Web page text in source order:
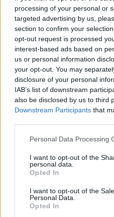
processing of your personal or
targeted advertising by us,
section to confirm your
opt-out request is processed
interest-based ads based on
us or personal information
your opt-out. You may
disclosure of your personal
IAB’s list of downstream
also be disclosed by us to third
Downstream Participants that
Personal Data Processing
I want to opt-out of the
personal data.
Opted In
I want to opt-out of the
Personal Data.
Opted In
04/07/2019 - 03:00
ΡΟΗ ΕΙΔΗΣΕΩΝ